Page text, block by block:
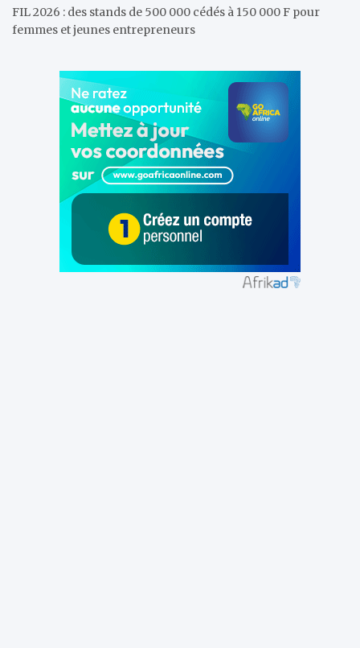
FIL 2026 : des stands de 500 000 cédés à 150 000 F pour
femmes et jeunes entrepreneurs